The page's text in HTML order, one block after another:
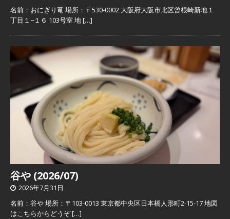
名前：おにぎり竜 場所：〒530-0002 大阪府大阪市北区曾根崎新地１
丁目１−１６ 103号室 地[…]
谷や (2026/07)
2026年7月31日
名前：谷や 場所：〒103-0013 東京都中央区日本橋人形町2-15-17 地図
はこちらからどうぞ[…]